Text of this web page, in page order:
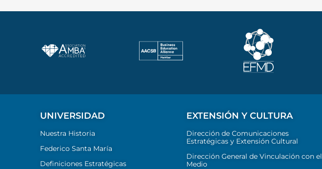
UNIVERSIDAD
Nuestra Historia
Federico Santa María
Definiciones Estratégicas
EXTENSIÓN Y CULTURA
Dirección de Comunicaciones
Estratégicas y Extensión Cultural
Dirección General de Vinculación con el
Medio